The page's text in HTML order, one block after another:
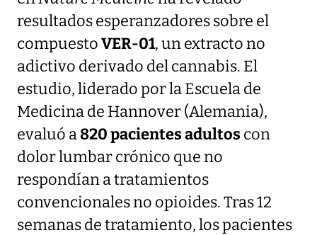
resultados esperanzadores sobre el
compuestoVER-01, un extracto no
adictivo derivado del cannabis. El
estudio, liderado por la Escuela de
Medicina de Hannover (Alemania),
evaluó a820 pacientes adultos con
dolor lumbar crónico que no
respondían a tratamientos
convencionales no opioides. Tras 12
semanas de tratamiento, los pacientes